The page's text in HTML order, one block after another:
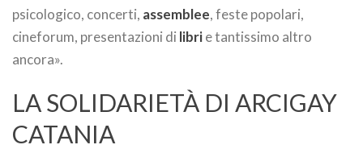
psicologico, concerti, assemblee, feste popolari,
cineforum, presentazioni di librie tantissimo altro
ancora».
LA SOLIDARIETÀ DI ARCIGAY
CATANIA